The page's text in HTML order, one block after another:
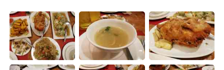
Indonesia Italiano
Türkçe Tiếng Việt
Português